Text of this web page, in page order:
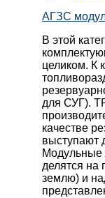
АГЗС
В этой
целиком. К
для СУГ).
качестве
выступают
Модульные
делятся на
землю) и